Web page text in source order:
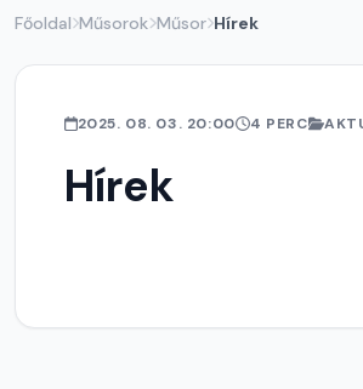
Főoldal Műsorok Műsor Hírek
2025. 08. 03. 20:00 4 PERC
Hírek